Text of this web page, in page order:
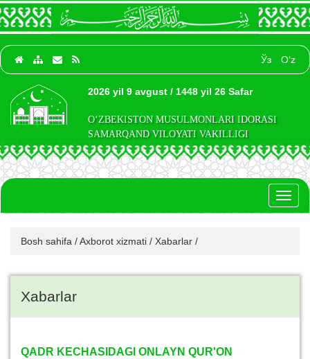
Ўз O‘z
2026 yil 9 avgust / 1448 yil 26 Safar
O‘ZBEKISTON MUSULMONLARI IDORASI
SAMARQAND VILOYATI VAKILLIGI
Bosh sahifa /Axborot xizmati / Xabarlar /
Xabarlar
QADR KECHASIDAGI ONLAYN QUR'ON